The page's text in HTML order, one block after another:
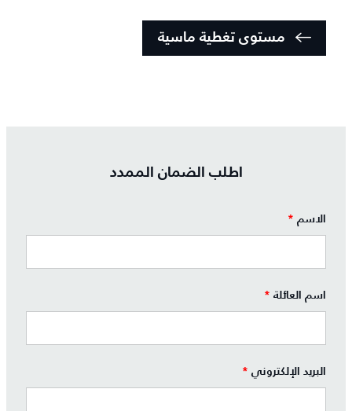
مستوى تغطية ماسية
اطلب الضمان الممدد
الاسم *
اسم العائلة *
البريد الإلكتروني *